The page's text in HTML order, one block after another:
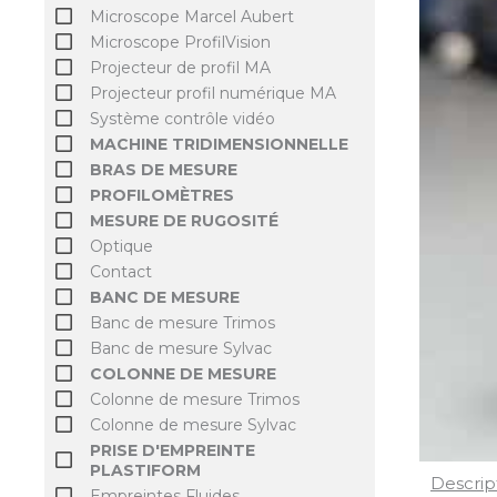
Microscope Marcel Aubert
Microscope ProfilVision
Projecteur de profil MA
Projecteur profil numérique MA
Système contrôle vidéo
MACHINE TRIDIMENSIONNELLE
BRAS DE MESURE
PROFILOMÈTRES
MESURE DE RUGOSITÉ
Optique
Contact
BANC DE MESURE
Banc de mesure Trimos
Banc de mesure Sylvac
COLONNE DE MESURE
Colonne de mesure Trimos
Colonne de mesure Sylvac
PRISE D'EMPREINTE
PLASTIFORM